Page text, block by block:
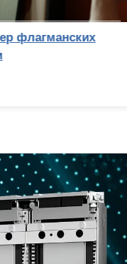
флагманских